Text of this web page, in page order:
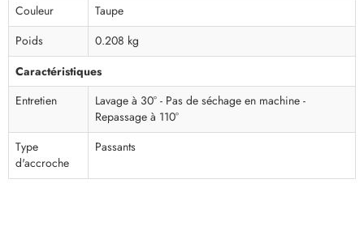
Couleur
Taupe
Poids
0.208 kg
Caractéristiques
Entretien
Lavage à 30° - Pas de séchage en machine -
Repassage à 110°
Type
d'accroche
Passants